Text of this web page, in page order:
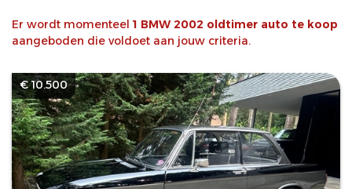
Er wordt momenteel 1 BMW 2002 oldtimer auto te koop
aangeboden die voldoet aan jouw criteria.
€ 10.500